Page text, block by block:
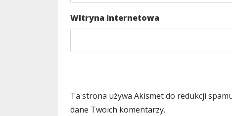
Witryna internetowa
Ta strona używa Akismet do redukcji
dane Twoich komentarzy.